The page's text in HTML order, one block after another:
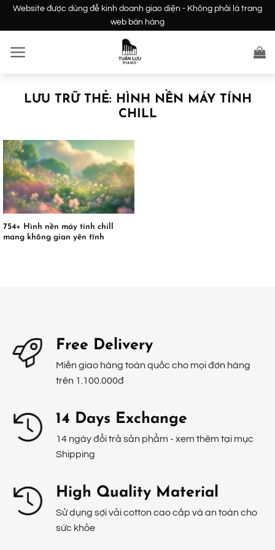
dung
Website được dùng để kinh doanh giao diện - Không phải là trang
web bán hàng
LƯU TRỮ THẺ: HÌNH NỀN MÁY TÍNH
CHILL
754+ Hình nền máy tính chill
mang không gian yên tĩnh
Free Delivery
Miễn giao hàng toàn quốc cho mọi đơn hàng
trên 1.100.000đ
14 Days Exchange
14 ngày đổi trả sản phẩm - xem thêm tại mục
Shipping
High Quality Material
Sử dụng sợi vải cotton cao cấp và an toàn cho
sức khỏe